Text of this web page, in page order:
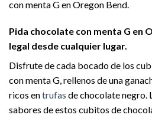
con menta G en Oregon Bend.
Pida chocolate con menta G en
legal desde cualquier lugar.
Disfrute de cada bocado de los
con menta G, rellenos de una
ricos entrufas de chocolate negro.
sabores de estos cubitos de